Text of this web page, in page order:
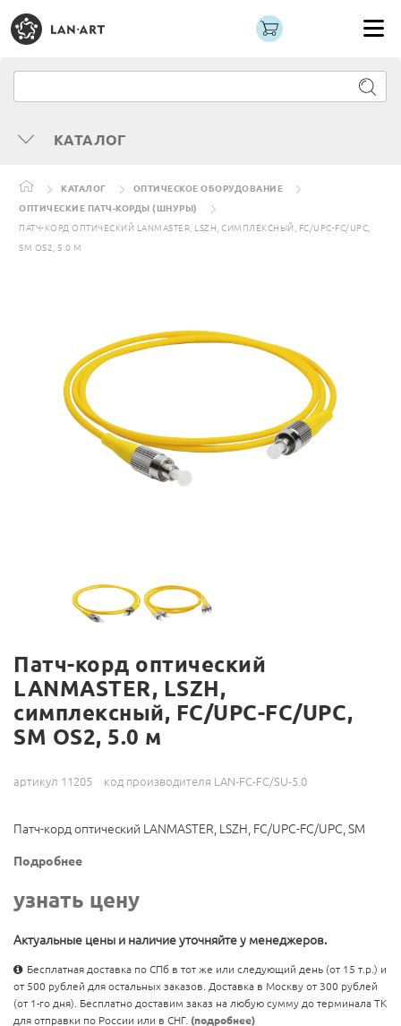
КАТАЛОГ
КАТАЛОГ
ОПТИЧЕСКОЕ ОБОРУДОВАНИЕ
ОПТИЧЕСКИЕ ПАТЧ-КОРДЫ (ШНУРЫ)
ПАТЧ-КОРД ОПТИЧЕСКИЙ LANMASTER, LSZH, СИМПЛЕКСНЫЙ, FC/UPC-FC/UPC,
SM OS2, 5.0 М
Патч-корд оптический
LANMASTER, LSZH,
симплексный, FC/UPC-FC/UPC,
SM OS2, 5.0 м
артикул 11205 код производителя LAN-FC-FC/SU-5.0
Патч-корд оптический LANMASTER, LSZH, FC/UPC-FC/UPC, SM
Подробнее
узнать цену
Актуальные цены и наличие уточняйте у менеджеров.
Бесплатная доставка по СПб в тот же или следующий день (от 15 т.р.) и
от 500 рублей для остальных заказов. Доставка в Москву от 300 рублей
(от 1-го дня). Бесплатно доставим заказ на любую сумму до терминала ТК
для отправки по России или в СНГ. (подробнее)